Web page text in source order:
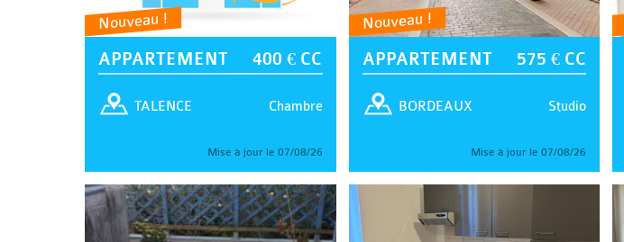
Nouveau !
APPARTEMENT 400 € CC
Chambre
TALENCE
Mise à jour le 07/08/26
Nouveau !
APPARTEMENT 575 € CC
Studio
BORDEAUX
Mise à jour le 07/08/26